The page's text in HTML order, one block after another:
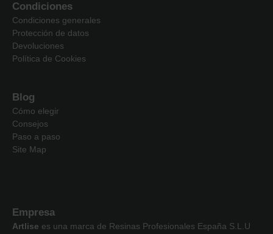
Condiciones
Condiciones generales
Protección de datos
Devoluciones
Política de Cookies
Blog
Cómo elegir
Consejos
Paso a paso
Site Map
Empresa
Artlise es una marca de Resinas Profesionales España S.L.U